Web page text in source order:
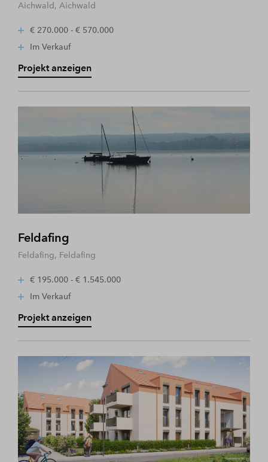
Aichwald, Aichwald
€ 270.000 - € 570.000
Im Verkauf
Projekt anzeigen
Feldafing
Feldafing, Feldafing
€ 195.000 - € 1.545.000
Im Verkauf
Projekt anzeigen